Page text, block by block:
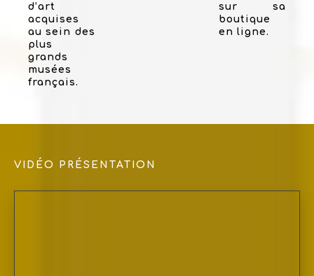
d’art
acquises
au sein des
plus
grands
musées
français.
sur sa
boutique
en ligne.
VIDÉO PRÉSENTATION